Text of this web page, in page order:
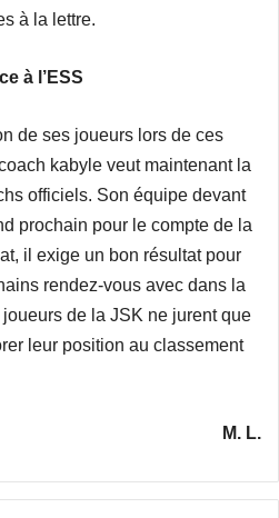
à la lettre.
à l’ESS
de ses joueurs lors de ces
kabyle veut maintenant la
officiels. Son équipe devant
prochain pour le compte de la
il exige un bon résultat pour
rendez-vous avec dans la
de la JSK ne jurent que
leur position au classement
M. L.